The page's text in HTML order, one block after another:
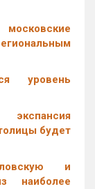
уровень
будет
и
наиболее